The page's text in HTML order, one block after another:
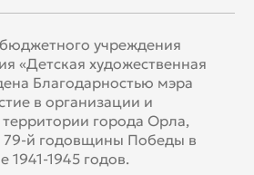
учреждения
«Детская художественная
Благодарностью мэра
в организации и
города Орла,
й годовщины Победы в
1941-1945 годов.